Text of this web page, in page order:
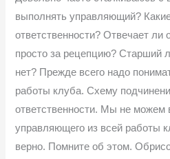
выполнять управляющий?
ответственности? Отвечает ли
просто за рецепцию? Старший
нет? Прежде всего надо
работы клуба. Схему
ответственности. Мы не можем
управляющего из всей работы
верно. Помните об этом.